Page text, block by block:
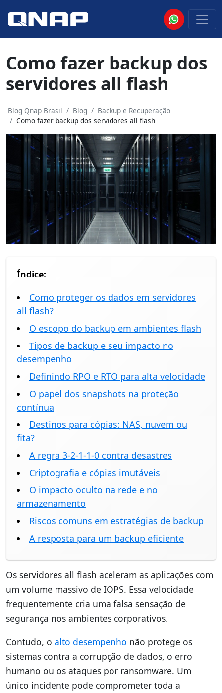
Como fazer backup dos
servidores all flash
Blog Qnap Brasil Blog
Backup e Recuperação
Como fazer backup dos servidores all flash
Índice:
Como proteger os dados em servidores
all flash?
O escopo do backup em ambientes flash
Tipos de backup e seu impacto no
desempenho
Definindo RPO e RTO para alta velocidade
O papel dos snapshots na proteção
contínua
Destinos para cópias: NAS, nuvem ou
fita?
A regra 3-2-1-1-0 contra desastres
Criptografia e cópias imutáveis
O impacto oculto na rede e no
armazenamento
Riscos comuns em estratégias de backup
A resposta para um backup eficiente
Os servidores all flash aceleram as aplicações com
um volume massivo de IOPS. Essa velocidade
frequentemente cria uma falsa sensação de
segurança nos ambientes corporativos.
Contudo, o alto desempenho não protege os
sistemas contra a corrupção de dados, o erro
humano ou os ataques por ransomware. Um
único incidente pode comprometer toda a